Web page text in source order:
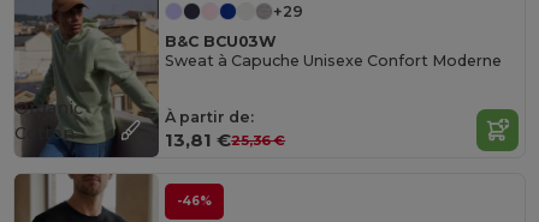
+29
B&C BCU03W
Sweat à Capuche Unisexe Confort Moderne
À partir de:
13,81 €25,36 €
Organic
Cotton
-46%